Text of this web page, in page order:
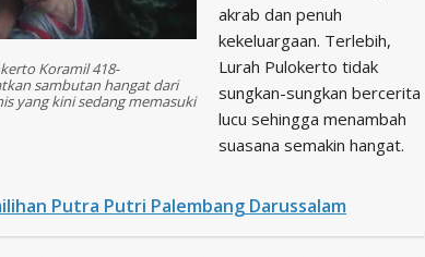
Koramil 418-
sambutan hangat dari
yang kini sedang memasuki
akrab dan penuh
kekeluargaan. Terlebih,
Lurah Pulokerto tidak
sungkan-sungkan bercerita
lucu sehingga menambah
suasana semakin hangat.
Putra Putri Palembang Darussalam